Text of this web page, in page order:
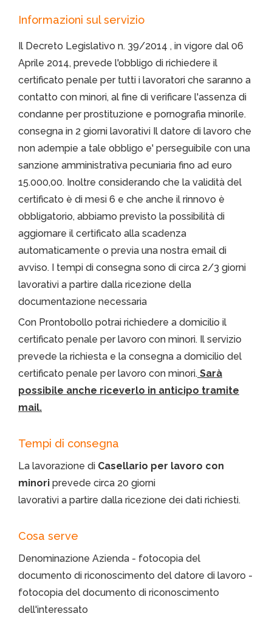
Informazioni sul servizio
Il Decreto Legislativo n. 39/2014 , in vigore dal 06
Aprile 2014, prevede l'obbligo di richiedere il
certificato penale per tutti i lavoratori che saranno a
contatto con minori, al fine di verificare l'assenza di
condanne per prostituzione e pornografia minorile.
consegna in 2 giorni lavorativi Il datore di lavoro che
non adempie a tale obbligo e' perseguibile con una
sanzione amministrativa pecuniaria fino ad euro
15.000,00. Inoltre considerando che la validità del
certificato è di mesi 6 e che anche il rinnovo è
obbligatorio, abbiamo previsto la possibilità di
aggiornare il certificato alla scadenza
automaticamente o previa una nostra email di
avviso. I tempi di consegna sono di circa 2/3 giorni
lavorativi a partire dalla ricezione della
documentazione necessaria
Con Prontobollo potrai richiedere a domicilio il
certificato penale per lavoro con minori. Il servizio
prevede la richiesta e la consegna a domicilio del
certificato penale per lavoro con minori. Sarà
possibile anche riceverlo in anticipo tramite
mail.
Tempi di consegna
La lavorazione di Casellario per lavoro con
minori prevede circa 20 giorni
lavorativi a partire dalla ricezione dei dati richiesti.
Cosa serve
Denominazione Azienda - fotocopia del
documento di riconoscimento del datore di lavoro -
fotocopia del documento di riconoscimento
dell'interessato